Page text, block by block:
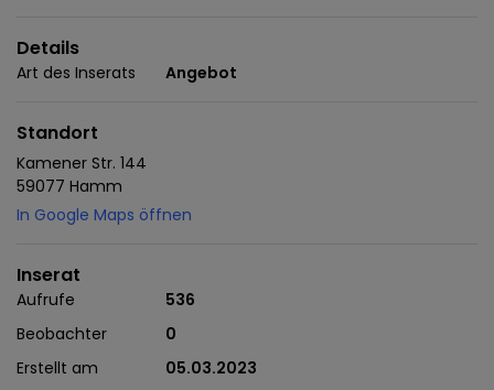
Details
Art des Inserats Angebot
Standort
Kamener Str. 144
59077 Hamm
In Google Maps öffnen
Inserat
Aufrufe
536
Beobachter
0
Erstellt am
05.03.2023